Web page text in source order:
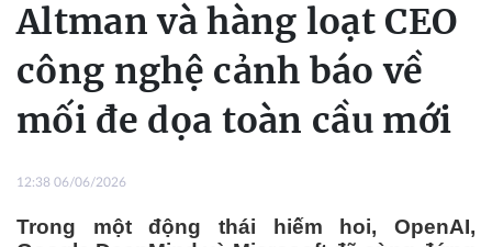
Altman và hàng loạt CEO
công nghệ cảnh báo về
mối đe dọa toàn cầu mới
12:38 06/06/2026
Trong một động thái hiếm hoi, OpenAI,